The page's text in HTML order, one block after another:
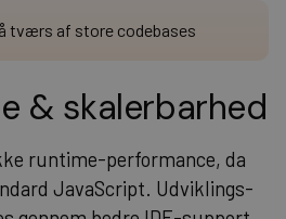
tværs af store codebases
& skalerbarhed
runtime-performance, da
JavaScript. Udviklings-